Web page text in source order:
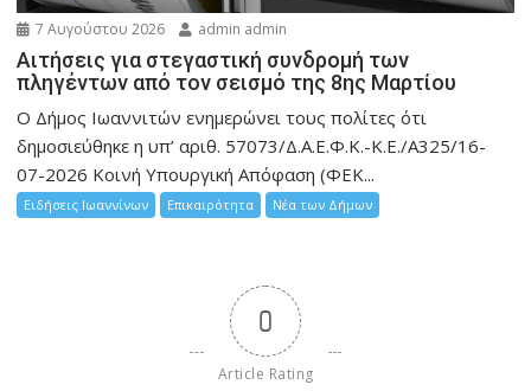
7 Αυγούστου 2026 admin admin
Αιτήσεις για στεγαστική συνδρομή των
πληγέντων από τον σεισμό της 8ης Μαρτίου
Ο Δήμος Ιωαννιτών ενημερώνει τους πολίτες ότι
δημοσιεύθηκε η υπ’ αριθ. 57073/Δ.Α.Ε.Φ.Κ.-Κ.Ε./Α325/16-
07-2026 Κοινή Υπουργική Απόφαση (ΦΕΚ...
Ειδήσεις Ιωαννίνων Επικαιρότητα Νέα των Δήμων
0
Article Rating